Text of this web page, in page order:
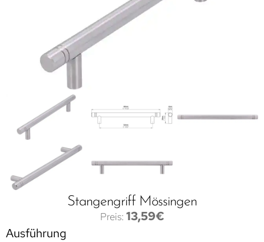
Stangengriff Mössingen
13,59€
Ausführung